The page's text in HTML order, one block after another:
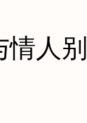
情人